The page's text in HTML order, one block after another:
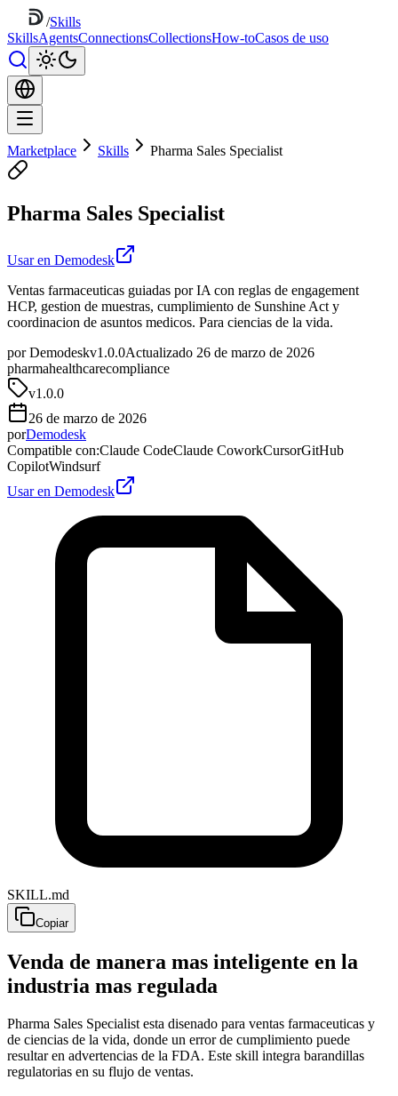
/Skills
SkillsAgentsConnectionsCollectionsHow-toCasos de uso
Marketplace Skills Pharma Sales Specialist
Pharma Sales Specialist
Usar en Demodesk
Ventas farmaceuticas guiadas por IA con reglas de engagement
HCP, gestion de muestras, cumplimiento de Sunshine Act y
coordinacion de asuntos medicos. Para ciencias de la vida.
por Demodeskv1.0.0Actualizado 26 de marzo de 2026
pharmahealthcarecompliance
v1.0.0
26 de marzo de 2026
porDemodesk
Compatible con:Claude CodeClaude CoworkCursorGitHub
CopilotWindsurf
Usar en Demodesk
SKILL.md
Copiar
Venda de manera mas inteligente en la
industria mas regulada
Pharma Sales Specialist esta disenado para ventas farmaceuticas y
de ciencias de la vida, donde un error de cumplimiento puede
resultar en advertencias de la FDA. Este skill integra barandillas
regulatorias en su flujo de ventas.